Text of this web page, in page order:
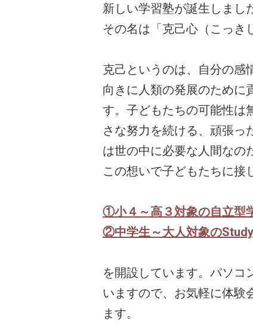
新しい学習塾が誕生しまし
その名は「克己心（こっき
克己というのは、自分の感
向きに人類の発展のために
す。子どもたちの可能性は
さな努力を続ける、頑張っ
は世の中に必要な人間なの
この想いで子どもたちに接
①小４～高３対象の自立型
②中学生～大人対象の
を開設しています。パソコ
いますので、お気軽に体験
ます。